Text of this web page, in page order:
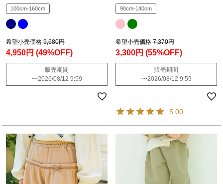
100cm-160cm
希望小売価格 9,680円
4,950円 (49%OFF)
販売期間
〜2026/08/12 9:59
90cm-140cm
希望小売価格 7,370円
3,300円 (55%OFF)
販売期間
〜2026/08/12 9:59
5.00